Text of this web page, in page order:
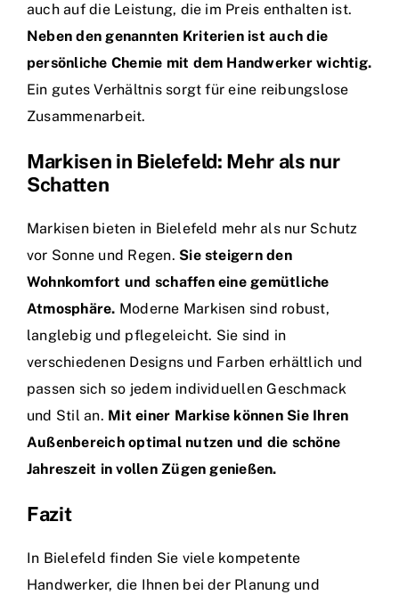
auch auf die Leistung, die im Preis enthalten ist.
Neben den genannten Kriterien ist auch die
persönliche Chemie mit dem Handwerker wichtig.
Ein gutes Verhältnis sorgt für eine reibungslose
Zusammenarbeit.
Markisen in Bielefeld: Mehr als nur
Schatten
Markisen bieten in Bielefeld mehr als nur Schutz
vor Sonne und Regen. Sie steigern den
Wohnkomfort und schaffen eine gemütliche
Atmosphäre. Moderne Markisen sind robust,
langlebig und pflegeleicht. Sie sind in
verschiedenen Designs und Farben erhältlich und
passen sich so jedem individuellen Geschmack
und Stil an. Mit einer Markise können Sie Ihren
Außenbereich optimal nutzen und die schöne
Jahreszeit in vollen Zügen genießen.
Fazit
In Bielefeld finden Sie viele kompetente
Handwerker, die Ihnen bei der Planung und